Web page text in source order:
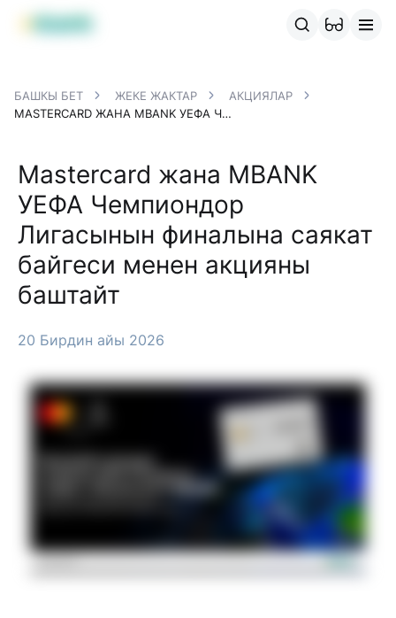
MBANK өнүмдөрү
БАШКЫ БЕТ ЖЕКЕ ЖАКТАР
АКЦИЯЛАР
MASTERCARD ЖАНА MBANK УЕФА ЧЕМПИОНДОР ЛИГАСЫНЫН ФИНАЛЫНА САЯКАТ БАЙГЕСИ МЕНЕН АКЦИЯНЫ БАШТАЙТ
Mastercard жана MBANK
УЕФА Чемпиондор
Лигасынын финалына саякат
байгеси менен акцияны
баштайт
20 Бирдин айы 2026